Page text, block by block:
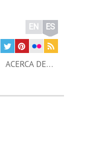
EN ES
ACERCA DE…